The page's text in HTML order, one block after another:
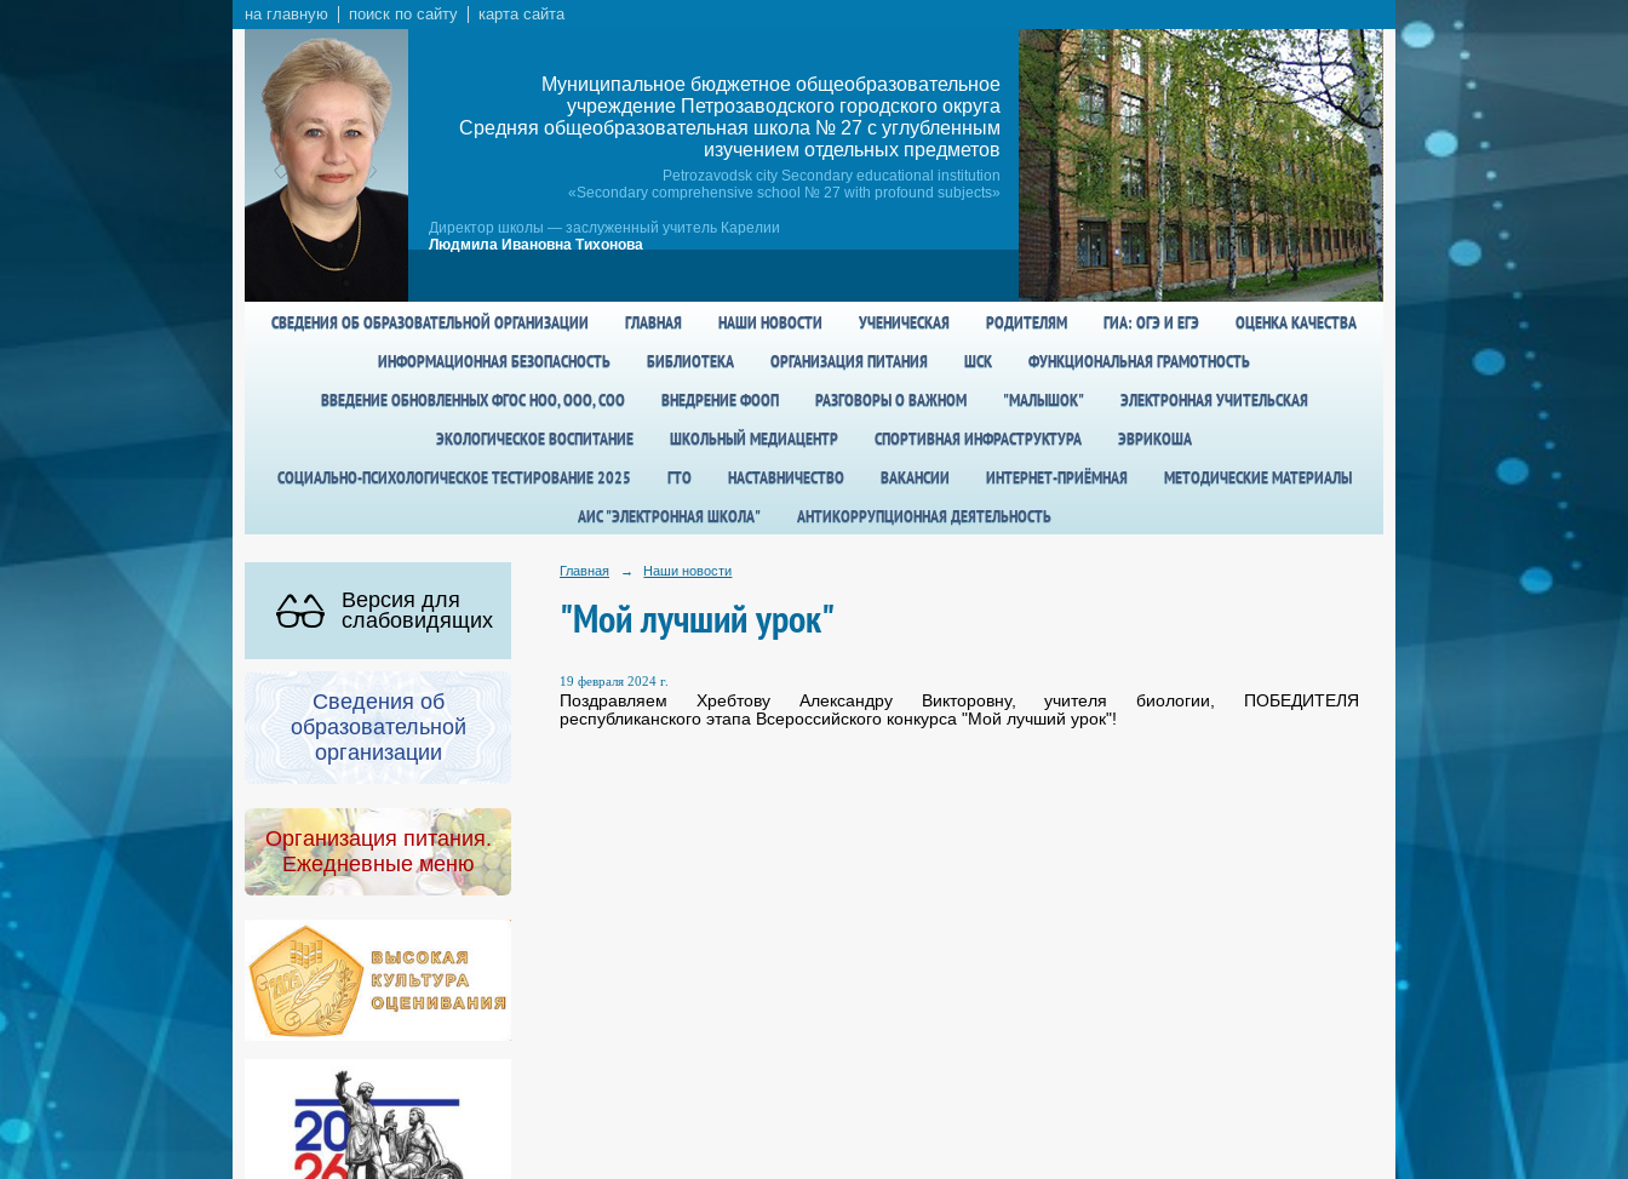
на главную поиск по сайту карта сайта
Муниципальное бюджетное общеобразовательное
учреждение Петрозаводского городского округа
Средняя общеобразовательная школа № 27 c углубленным
изучением отдельных предметов
Petrozavodsk city Secondary educational institution
«Secondary comprehensive school № 27 with profound subjects»
Директор школы — заслуженный учитель Карелии
Людмила Ивановна Тихонова
СВЕДЕНИЯ ОБ ОБРАЗОВАТЕЛЬНОЙ ОРГАНИЗАЦИИ ГЛАВНАЯ НАШИ НОВОСТИ УЧЕНИЧЕСКАЯ РОДИТЕЛЯМ ГИА: ОГЭ И ЕГЭ
ОЦЕНКА КАЧЕСТВА
ИНФОРМАЦИОННАЯ БЕЗОПАСНОСТЬ
БИБЛИОТЕКА ОРГАНИЗАЦИЯ ПИТАНИЯ ШСК
ФУНКЦИОНАЛЬНАЯ ГРАМОТНОСТЬ
ВВЕДЕНИЕ ОБНОВЛЕННЫХ ФГОС НОО, ООО, СОО
ВНЕДРЕНИЕ ФООП РАЗГОВОРЫ О ВАЖНОМ "МАЛЫШОК"
ЭЛЕКТРОННАЯ УЧИТЕЛЬСКАЯ
ЭКОЛОГИЧЕСКОЕ ВОСПИТАНИЕ
ШКОЛЬНЫЙ МЕДИАЦЕНТР СПОРТИВНАЯ ИНФРАСТРУКТУРА
ЭВРИКОША
СОЦИАЛЬНО-ПСИХОЛОГИЧЕСКОЕ ТЕСТИРОВАНИЕ 2025
ГТО НАСТАВНИЧЕСТВО ВАКАНСИИ ИНТЕРНЕТ-ПРИЁМНАЯ
МЕТОДИЧЕСКИЕ МАТЕРИАЛЫ
АИС "ЭЛЕКТРОННАЯ ШКОЛА"
АНТИКОРРУПЦИОННАЯ ДЕЯТЕЛЬНОСТЬ
Версия для
слабовидящих
Сведения об
образовательной
организации
Организация питания.
Ежедневные меню
Главная → Наши новости
"Мой лучший урок"
19 февраля 2024 г.
Поздравляем Хребтову Александру Викторовну, учителя биологии, ПОБЕДИТЕЛЯ
республиканского этапа Всероссийского конкурса "Мой лучший урок"!